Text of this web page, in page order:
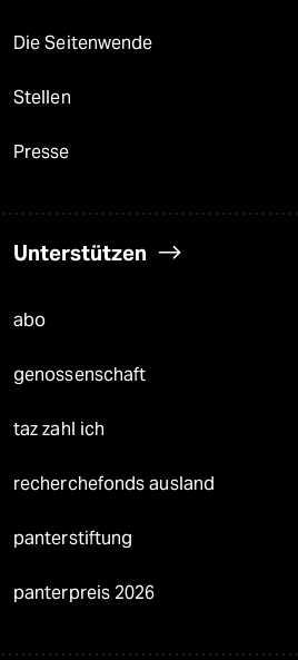
Die Seitenwende
Stellen
Presse
Unterstützen
abo
genossenschaft
taz zahl ich
recherchefonds ausland
panterstiftung
panterpreis 2026